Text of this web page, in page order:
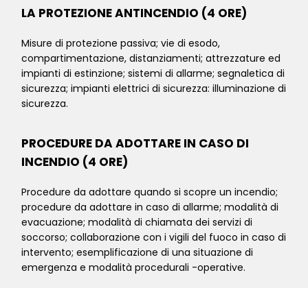
LA PROTEZIONE ANTINCENDIO (4 ORE)
Misure di protezione passiva; vie di esodo,
compartimentazione, distanziamenti; attrezzature ed
impianti di estinzione; sistemi di allarme; segnaletica di
sicurezza; impianti elettrici di sicurezza: illuminazione di
sicurezza.
PROCEDURE DA ADOTTARE IN CASO DI
INCENDIO (4 ORE)
Procedure da adottare quando si scopre un incendio;
procedure da adottare in caso di allarme; modalità di
evacuazione; modalità di chiamata dei servizi di
soccorso; collaborazione con i vigili del fuoco in caso di
intervento; esemplificazione di una situazione di
emergenza e modalità procedurali -operative.